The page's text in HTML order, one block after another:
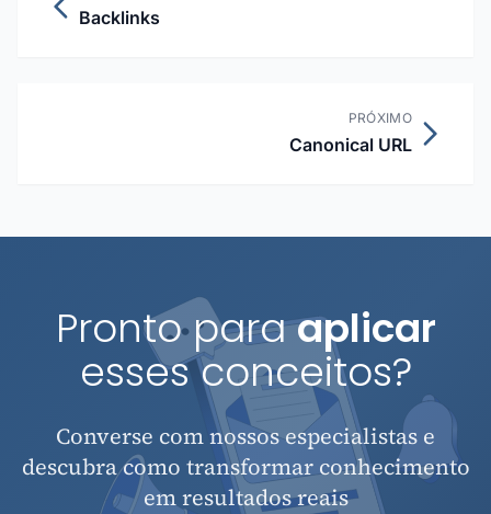
Backlinks
PRÓXIMO
Canonical URL
Pronto paraaplicar
esses conceitos?
Converse com nossos especialistas e
descubra como transformar conhecimento
em resultados reais